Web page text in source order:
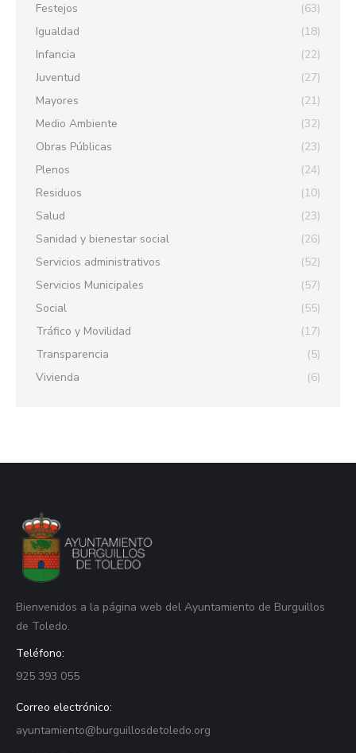
Festejos
(63)
Igualdad
(18)
Infancia
(22)
Juventud
(27)
Mayores
(21)
Medio Ambiente
(32)
Obras Públicas
(23)
Plenos
(24)
Residuos
(10)
Salud
(23)
Sanidad y bienestar social
(26)
Servicios administrativos
(52)
Servicios Municipales
(57)
Social
(55)
Tráfico y Movilidad
(17)
Transparencia
(5)
Vivienda
(6)
Bienvenidos a la página web del Ayuntamiento de Burguillos
de Toledo.
Teléfono:
925 393 055
Correo electrónico:
ayuntamiento@burguillosdetoledo.org